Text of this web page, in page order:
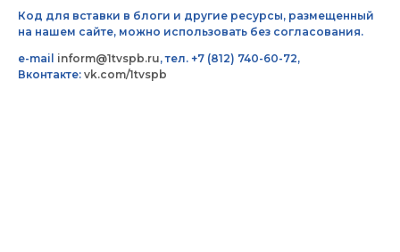
Код для вставки в блоги и другие ресурсы, размещенный
на нашем сайте, можно использовать без согласования.
e-mail inform@1tvspb.ru, тел. +7 (812) 740-60-72,
Вконтакте: vk.com/1tvspb